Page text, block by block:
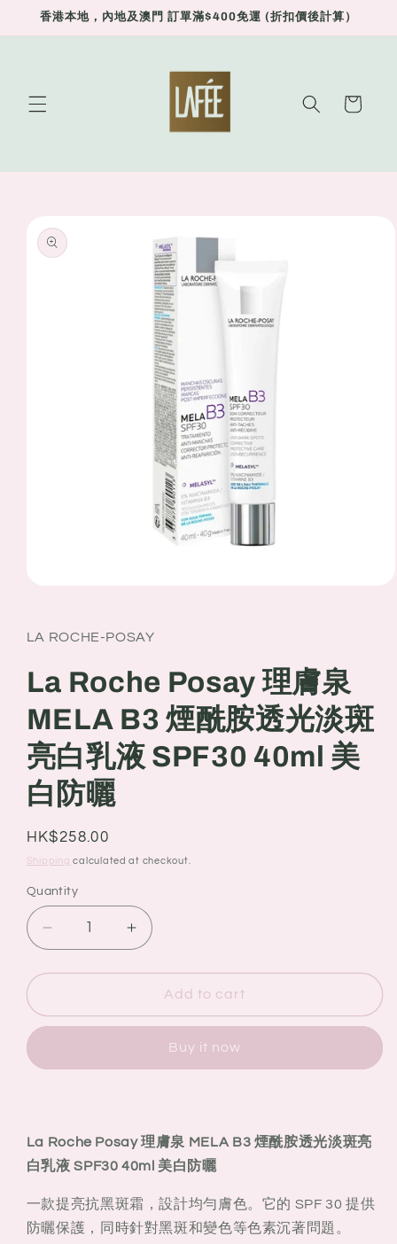
Skip to
香港本地，內地及澳門 訂單滿$400免運 (折扣價後計算）
Cart
product
information
in
modal
LA ROCHE-POSAY
La Roche Posay 理膚泉
MELA B3 煙酰胺透光淡斑
亮白乳液 SPF30 40ml 美
白防曬
Regular
price
HK$258.00
Shipping calculated at checkout.
Quantity
Quantity
Decrease
quantity
for
Roche
B3
煙
胺
透
Increase
quantity
for
Roche
B3
煙
胺
透
Add to cart
Buy it now
La Roche Posay 理膚泉 MELA B3 煙酰胺透光淡斑亮
白乳液 SPF30 40ml 美白防曬
一款提亮抗黑斑霜，設計均勻膚色。它的 SPF 30 提供
防曬保護，同時針對黑斑和變色等色素沉著問題。